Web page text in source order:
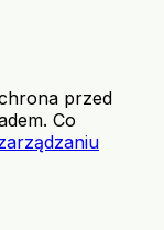
przed
Co